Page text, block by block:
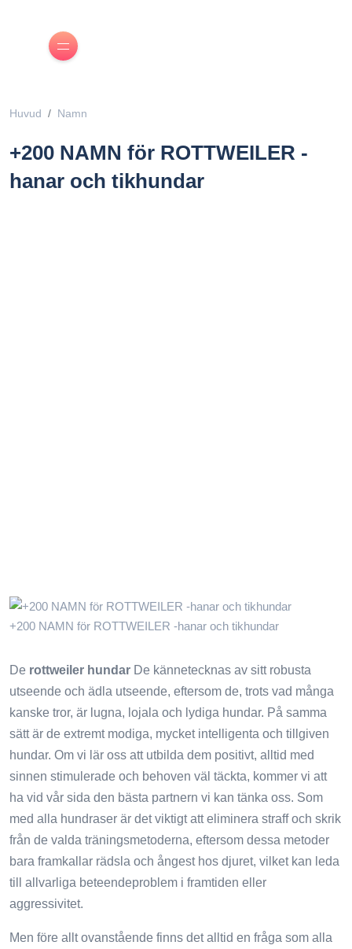
Huvud Namn
+200 NAMN för ROTTWEILER -
hanar och tikhundar
+200 NAMN för ROTTWEILER -hanar och tikhundar
De rottweiler hundar De kännetecknas av sitt robusta
utseende och ädla utseende, eftersom de, trots vad många
kanske tror, ​​är lugna, lojala och lydiga hundar. På samma
sätt är de extremt modiga, mycket intelligenta och tillgiven
hundar. Om vi ​​lär oss att utbilda dem positivt, alltid med
sinnen stimulerade och behoven väl täckta, kommer vi att
ha vid vår sida den bästa partnern vi kan tänka oss. Som
med alla hundraser är det viktigt att eliminera straff och skrik
från de valda träningsmetoderna, eftersom dessa metoder
bara framkallar rädsla och ångest hos djuret, vilket kan leda
till allvarliga beteendeproblem i framtiden eller
aggressivitet.
Men före allt ovanstående finns det alltid en fråga som alla